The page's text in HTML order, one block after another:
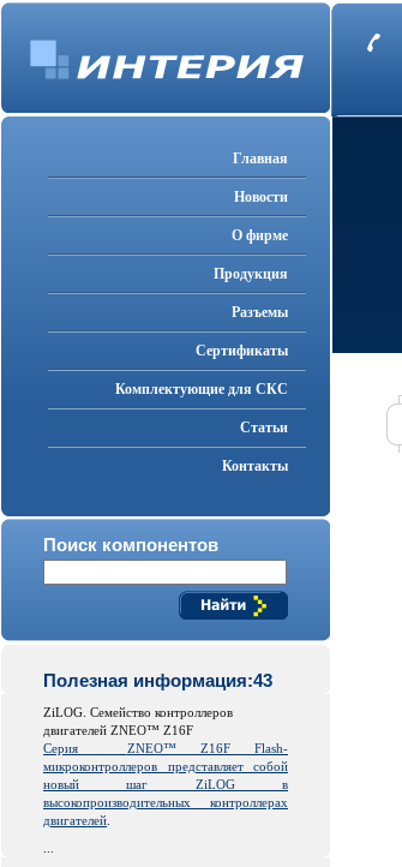
Главная
Новости
О фирме
Продукция
Разъемы
Cертификаты
Комплектующие для СКС
Статьи
Контакты
Поиск компонентов
Полезная информация:43
ZiLOG. Семейство контроллеров
двигателей ZNEO™ Z16F
Серия
ZNEO™ Z16F Flash-
микроконтроллеров представляет собой
новый шаг ZiLOG в
высокопроизводительных контроллерах
двигателей